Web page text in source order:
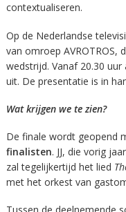
contextualiseren.
Op de Nederlandse
van omroep AVROTROS,
wedstrijd. Vanaf 20.30
uit. De presentatie is in
Wat krijgen we te zien?
De finale wordt geopend
finalisten. JJ, die vorig
zal tegelijkertijd het lied
met het orkest van